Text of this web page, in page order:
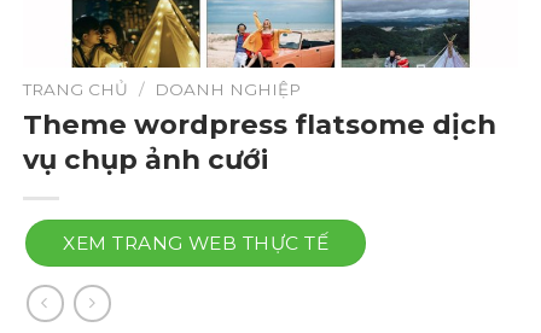
TRANG CHỦ / DOANH NGHIỆP
Theme wordpress flatsome dịch
vụ chụp ảnh cưới
XEM TRANG WEB THỰC TẾ